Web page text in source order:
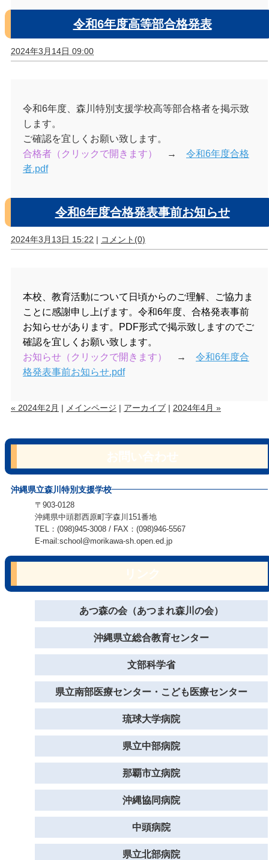
令和6年度高等部合格発表
2024年3月14日 09:00
令和6年度、森川特別支援学校高等部合格者を掲示致
します。
ご確認を宜しくお願い致します。
合格者（クリックで開きます）
→ 令和6年度合格
者.pdf
令和6年度合格発表事前お知らせ
2024年3月13日 15:22 | コメント(0)
本校、教育活動について日頃からのご理解、ご協力ま
ことに感謝申し上げます。令和6年度、合格発表事前
お知らせがあります。PDF形式で掲示致しますのでご
確認を宜しくお願い致します。
お知らせ（クリックで開きます）
→ 令和6年度合
格発表事前お知らせ.pdf
« 2024年2月 | メインページ | アーカイブ | 2024年4月 »
沖縄県立森川特別支援学校
〒903-0128
沖縄県中頭郡西原町字森川151番地
TEL：(098)945-3008 / FAX：(098)946-5567
E-mail:school@morikawa-sh.open.ed.jp
あつ森の会（あつまれ森川の会）
沖縄県立総合教育センター
文部科学省
県立南部医療センター・こども医療センター
琉球大学病院
県立中部病院
那覇市立病院
沖縄協同病院
中頭病院
県立北部病院